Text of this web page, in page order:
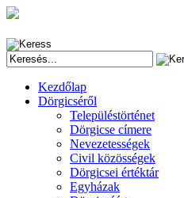
Kezdőlap
Dörgicséről
Településtörténet
Dörgicse címere
Nevezetességek
Civil közösségek
Dörgicsei értéktár
Egyházak